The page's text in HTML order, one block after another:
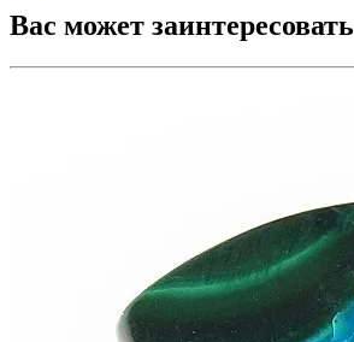
Вас может заинтересовать